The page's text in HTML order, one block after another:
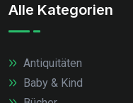
Alle Kategorien
Antiquitäten
Baby & Kind